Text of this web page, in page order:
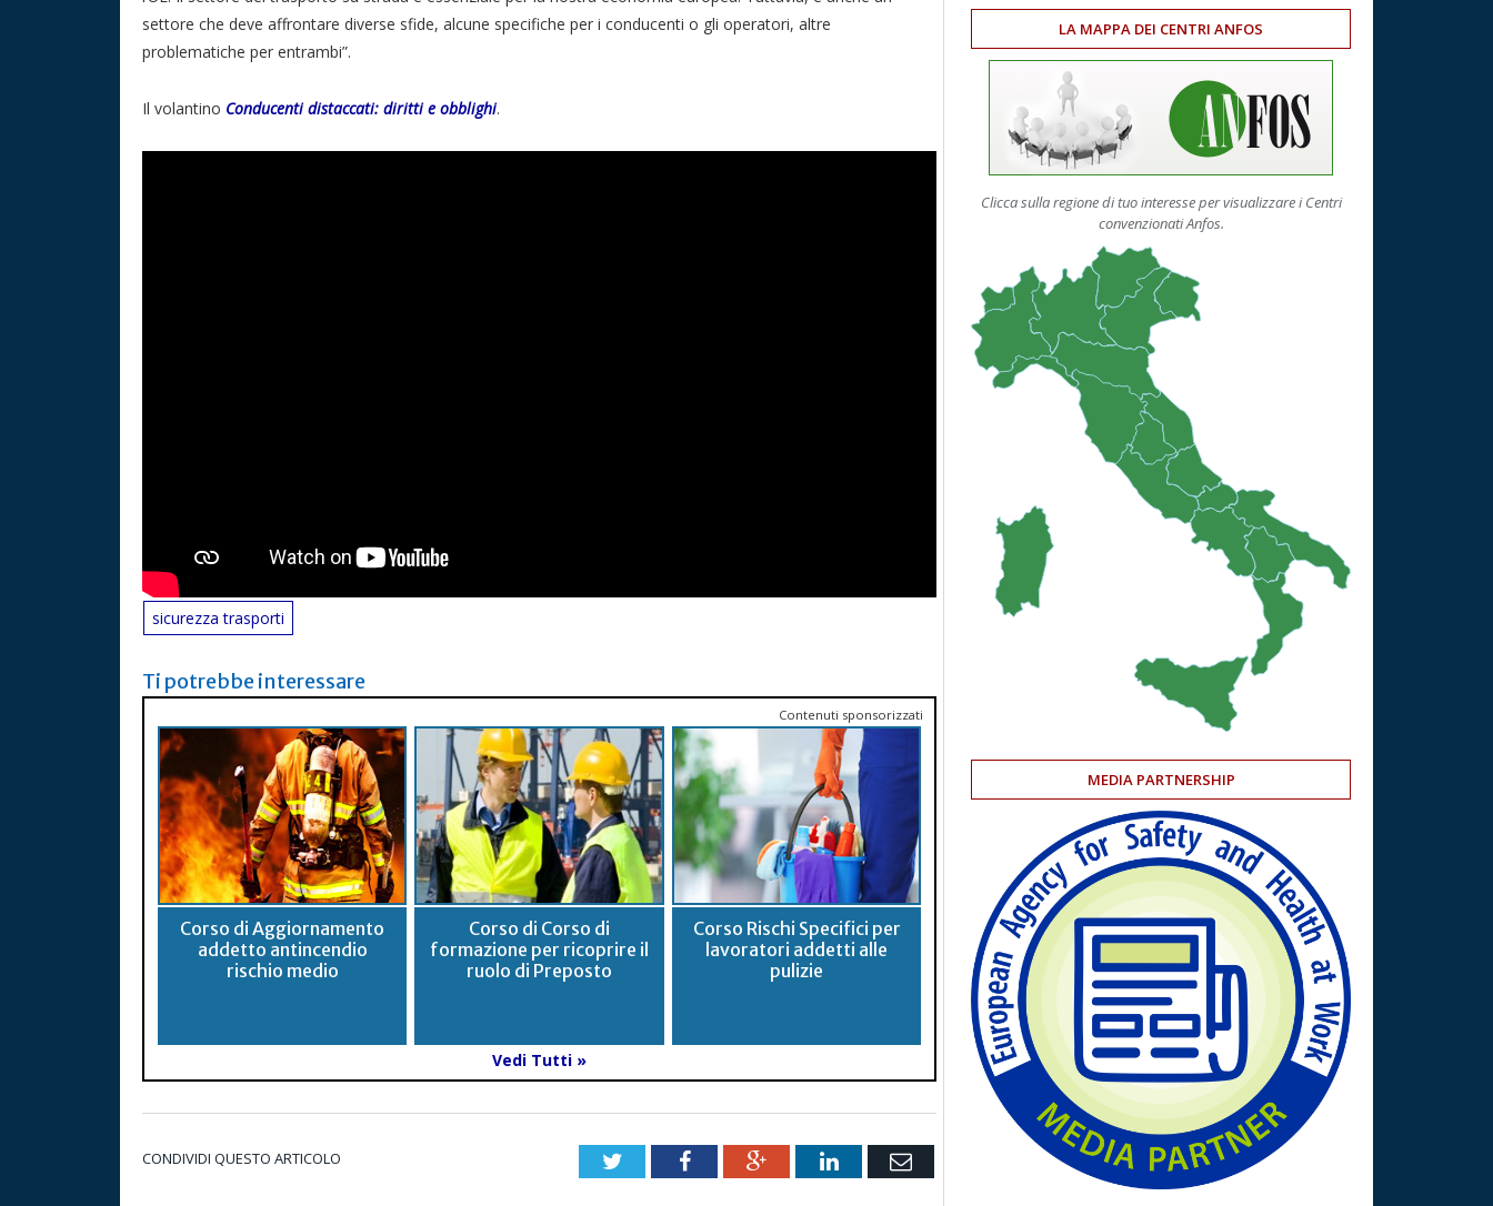
settore che deve affrontare diverse sfide, alcune specifiche per i conducenti o gli operatori, altre
problematiche per entrambi”.
Il volantino Conducenti distaccati: diritti e obblighi.
sicurezza trasporti
Ti potrebbe interessare
Contenuti sponsorizzati
Corso di Aggiornamento
addetto antincendio
rischio medio
Corso di Corso di
formazione per ricoprire il
ruolo di Preposto
Corso Rischi Specifici per
lavoratori addetti alle
pulizie
Vedi Tutti »
CONDIVIDI QUESTO ARTICOLO TwitterFacebookGoogle+LinkedInEmail
LA MAPPA DEI CENTRI ANFOS
Clicca sulla regione di tuo interesse per visualizzare i Centri
convenzionati Anfos.
MEDIA PARTNERSHIP